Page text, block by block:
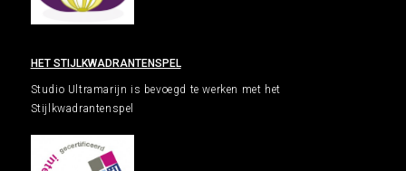
HET STIJLKWADRANTENSPEL
Studio Ultramarijn is bevoegd te werken met het
Stijlkwadrantenspel